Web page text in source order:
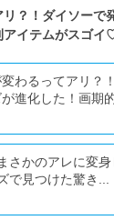
リ？！ダイソー
アイテムがスゴイ
わるってアリ？
進化した！画期的
さかのアレに変
で見つけた驚き...